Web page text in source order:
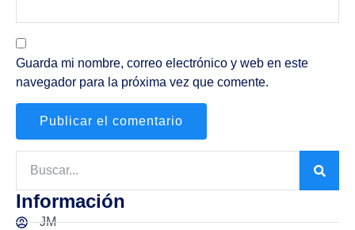
Guarda mi nombre, correo electrónico y web en este
navegador para la próxima vez que comente.
Información
JM